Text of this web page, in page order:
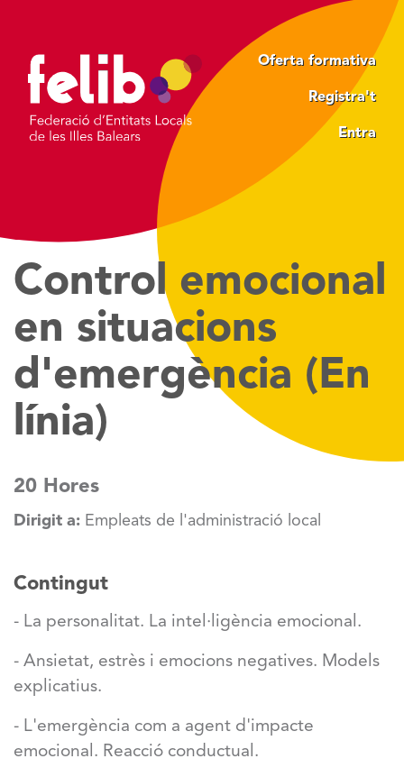
contingut
Oferta formativa
Registra't
Entra
Control emocional
en situacions
d'emergència (En
línia)
20 Hores
Dirigit a: Empleats de l'administració local
Contingut
- La personalitat. La intel·ligència emocional.
- Ansietat, estrès i emocions negatives. Models
explicatius.
- L'emergència com a agent d'impacte
emocional. Reacció conductual.